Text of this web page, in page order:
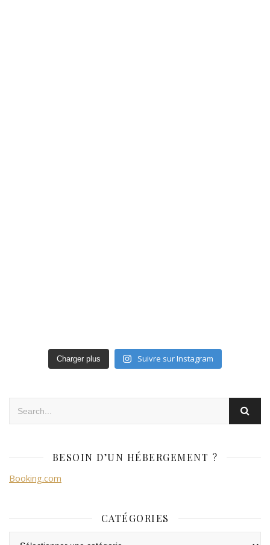
Charger plus Suivre sur Instagram
BESOIN D’UN HÉBERGEMENT ?
Booking.com
CATÉGORIES